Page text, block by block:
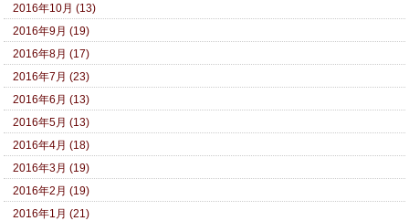
2016年10月 (13)
2016年9月 (19)
2016年8月 (17)
2016年7月 (23)
2016年6月 (13)
2016年5月 (13)
2016年4月 (18)
2016年3月 (19)
2016年2月 (19)
2016年1月 (21)